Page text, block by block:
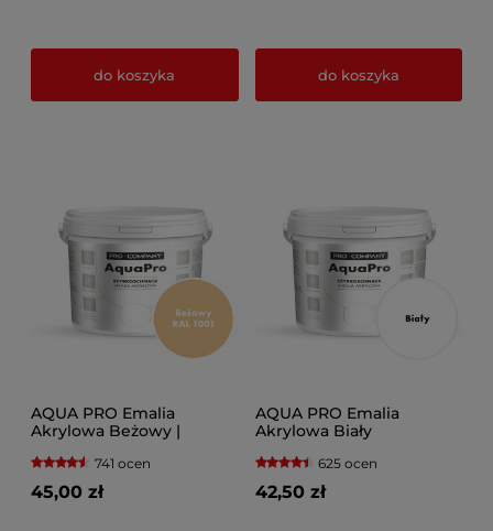
do koszyka do koszyka
AQUA PRO Emalia
Akrylowa Beżowy |
741 ocen
45,00 zł
AQUA PRO Emalia
Akrylowa Biały
625 ocen
42,50 zł